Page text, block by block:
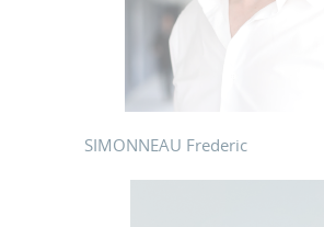
SIMONNEAU Frederic